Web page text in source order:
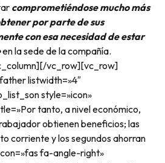
comprometiéndose mucho más
por parte de sus
con esa necesidad de estar
en la sede de la compañía.
vc_row][vc_row]
listwidth=»4″
style=»icon»
tanto, a nivel económico,
obtienen beneficios; las
corriente y los segundos ahorran
fa-angle-right»